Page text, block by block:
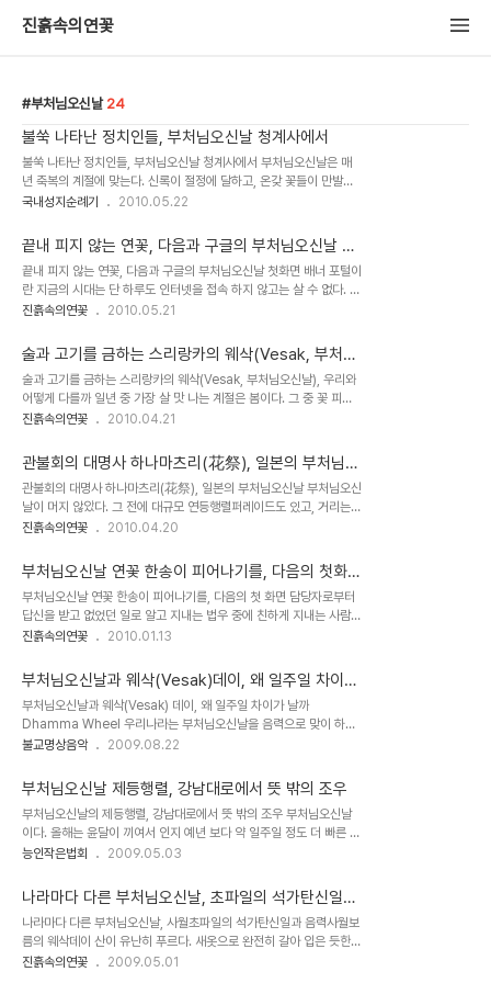
진흙속의연꽃
부처님오신날 24
불쑥 나타난 정치인들, 부처님오신날 청계사에서
불쑥 나타난 정치인들, 부처님오신날 청계사에서 부처님오신날은 매
년 축복의 계절에 맞는다. 신록이 절정에 달하고, 온갖 꽃들이 만발한
5월은 따사한 햇볕과 함께 사는 맛을 느끼게 해주는 생명의 계절이기
다. 더구나 올해의 경..
국내성지순례기 2010.05.22
끝내 피지 않는 연꽃, 다음과 구글의 부처님오신날 첫
화면 배너
끝내 피지 않는 연꽃, 다음과 구글의 부처님오신날 첫화면 배너 포털이
란 지금의 시대는 단 하루도 인터넷을 접속 하지 않고는 살 수 없다. 이
미 우리 생활의 한 부분과 같이 되어 버린 인터넷은 또 하나의 새로운
(Community)가 형성 되어 있다. 친..
진흙속의연꽃 2010.05.21
술과 고기를 금하는 스리랑카의 웨삭(Vesak, 부처님
오신날)
술과 고기를 금하는 스리랑카의 웨삭(Vesak, 부처님오신날), 우리와
어떻게 다를까 일년 중 가장 살 맛 나는 계절은 봄이다. 그 중 꽃 피는
사월과 오월은 살아 있는 존재라면 환희를 느끼게 된다. 모든 생명체가
봄이 왔음을 알리는 꽃..
진흙속의연꽃 2010.04.21
관불회의 대명사 하나마츠리(花祭), 일본의 부처님오
신날
관불회의 대명사 하나마츠리(花祭), 일본의 부처님오신날 부처님오신
날이 머지 않았다. 그 전에 대규모 연등행렬퍼레이드도 있고, 거리는
연등의 물결로 넘쳐나는 것이 우리나라에서 볼 수 있는 부처님오신날
본어판 위키피디아를..
진흙속의연꽃 2010.04.20
부처님오신날 연꽃 한송이 피어나기를, 다음의 첫화면
담당자로부터 답신
부처님오신날 연꽃 한송이 피어나기를, 다음의 첫 화면 담당자로부터
답신을 받고 없었던 일로 알고 지내는 법우 중에 친하게 지내는 사람이
있다. 그는 외국계 보험회사에 다니고 있다. 그가 영업활동을 하면서
그가 어렵게 개척..
진흙속의연꽃 2010.01.13
부처님오신날과 웨삭(Vesak)데이, 왜 일주일 차이가
날까
부처님오신날과 웨삭(Vesak) 데이, 왜 일주일 차이가 날까
Dhamma Wheel 우리나라는 부처님오신날을 음력으로 맞이 하기
때문에 매년 날자가 다르다. 그런데 다른불교 국가도 우리나라와 같이
날짜는 정확히 일치 하지 않는다. 특히 남..
불교명상음악 2009.08.22
부처님오신날 제등행렬, 강남대로에서 뜻 밖의 조우
부처님오신날의 제등행렬, 강남대로에서 뜻 밖의 조우 부처님오신날
이다. 올해는 윤달이 끼여서 인지 예년 보다 약 일주일 정도 더 빠른 느
낌이다. 그래서 일까 산에는 연두색 새옷으로 갈아 입었지만 화단에는
하는 사월초파일은 항상 생명의 계절에 열리고 있다. 개별사찰 차원의
제등행렬을 보면 연등축제와 부처님오신날은 불자들의 최대 축제이
다. 그러나 언론과 매스컴에서는 적극적으로 알리지 않는 듯한 느낌이
다. 고작 해야 단 몇 줄 짜리 기사와 한 두꼭지 보도에 그친다. 그러나
부처님오신날을 확실하게 알 수 있게 하는 것은 거리의 연등물결이다.
능인작은법회 2009.05.03
나라마다 다른 부처님오신날, 초파일의 석가탄신일과
사월보름의 웨삭데이
나라마다 다른 부처님오신날, 사월초파일의 석가탄신일과 음력사월보
름의 웨삭데이 산이 유난히 푸르다. 새옷으로 완전히 갈아 입은 듯한
느낌이다. 멀리서 보아도 연두색이 완연 하고 푸릇 푸릇 생동하는 느낌
진흙속의연꽃 2009.05.01